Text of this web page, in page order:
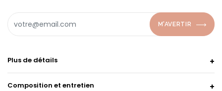
M'AVERTIR
Plus de détails
Composition et entretien